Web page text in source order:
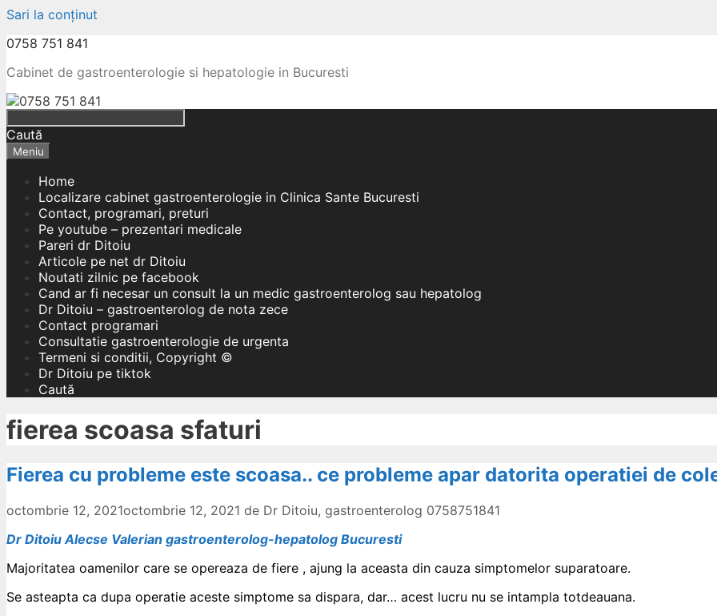
Sari la conținut
0758 751 841
Cabinet de gastroenterologie si hepatologie in Bucuresti
Caută
Meniu
Home
Localizare cabinet gastroenterologie in Clinica Sante Bucuresti
Contact, programari, preturi
Pe youtube – prezentari medicale
Pareri dr Ditoiu
Articole pe net dr Ditoiu
Noutati zilnic pe facebook
Cand ar fi necesar un consult la un medic gastroenterolog sau hepatolog
Dr Ditoiu – gastroenterolog de nota zece
Contact programari
Consultatie gastroenterologie de urgenta
Termeni si conditii, Copyright ©
Dr Ditoiu pe tiktok
Caută
fierea scoasa sfaturi
Fierea cu probleme este scoasa.. ce probleme apar datorita operatiei de
octombrie 12, 2021octombrie 12, 2021 de Dr Ditoiu, gastroenterolog 0758751841
Dr Ditoiu Alecse Valerian gastroenterolog-hepatolog Bucuresti
Majoritatea oamenilor care se opereaza de fiere , ajung la aceasta din cauza simptomelor suparatoare.
Se asteapta ca dupa operatie aceste simptome sa dispara, dar… acest lucru nu se intampla totdeauana.